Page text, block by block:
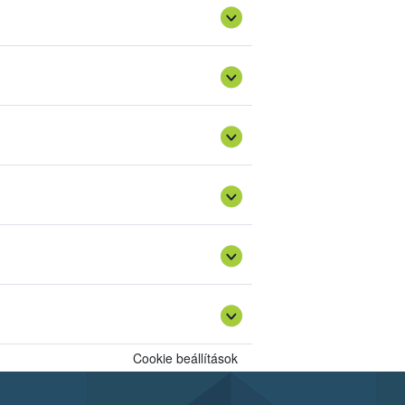
végző minősítőt;
hatáskörrel és országos
Minősítési Osztálya látja el. Feladatait
és vágójuh hasított (fél)testek
eljárás nemcsak az EU
biztosít a vágóállat termelők, tenyésztők
a vágás utáni minősítéssel és
alatti/feletti egyedeit kereskedelmi
Cookie beállítások